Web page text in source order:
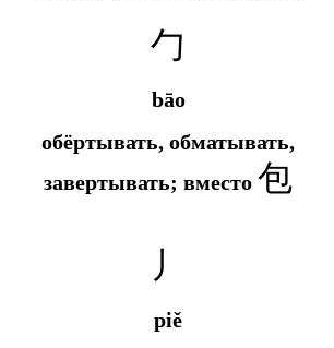
勹
bāo
обёртывать, обматывать,
завертывать; вместо 包
丿
piě